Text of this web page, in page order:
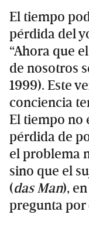
El tiempo
pérdida del
“Ahora que
de nosotros
1999). Este
conciencia
El tiempo no
pérdida de
el problema
sino que el
(das Man),
pregunta por